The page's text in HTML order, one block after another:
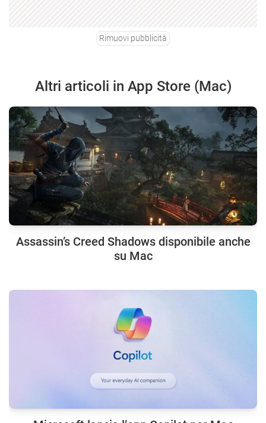
Rimuovi pubblicità
Altri articoli in App Store (Mac)
Assassin’s Creed Shadows disponibile anche
su Mac